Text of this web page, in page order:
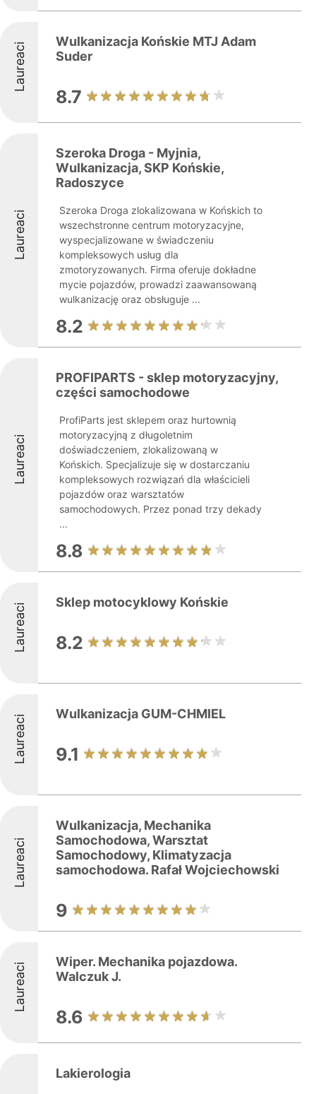
Laureaci
Wulkanizacja Końskie MTJ Adam
Suder
8.7
Laureaci
Szeroka Droga - Myjnia,
Wulkanizacja, SKP Końskie,
Radoszyce
Szeroka Droga zlokalizowana w Końskich to
wszechstronne centrum motoryzacyjne,
wyspecjalizowane w świadczeniu
kompleksowych usług dla
zmotoryzowanych. Firma oferuje dokładne
mycie pojazdów, prowadzi zaawansowaną
wulkanizację oraz obsługuje ...
8.2
Laureaci
PROFIPARTS - sklep motoryzacyjny,
części samochodowe
ProfiParts jest sklepem oraz hurtownią
motoryzacyjną z długoletnim
doświadczeniem, zlokalizowaną w
Końskich. Specjalizuje się w dostarczaniu
kompleksowych rozwiązań dla właścicieli
pojazdów oraz warsztatów
samochodowych. Przez ponad trzy dekady
...
8.8
Laureaci Sklep motocyklowy Końskie
8.2
Laureaci Wulkanizacja GUM-CHMIEL
9.1
Laureaci
Wulkanizacja, Mechanika
Samochodowa, Warsztat
Samochodowy, Klimatyzacja
samochodowa. Rafał Wojciechowski
9
Laureaci
Wiper. Mechanika pojazdowa.
Walczuk J.
8.6
Lakierologia